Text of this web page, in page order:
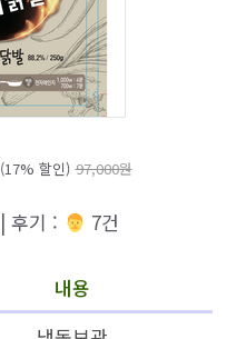
(17% 할인) 97,000원
후기 : ‍‍ 7건
내용